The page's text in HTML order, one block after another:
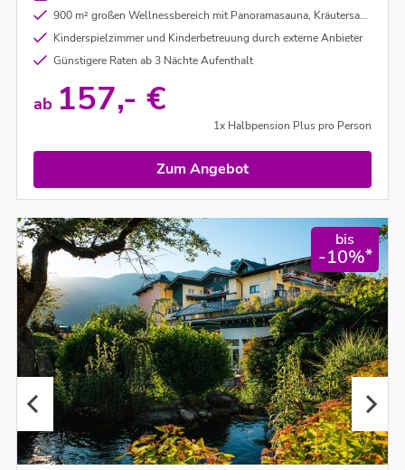
900 m² großen Wellnessbereich mit Panoramasauna, Kräutersauna, Dampfbad, Erlebnisdusche und beheizter Außenpool mit Inneneinstieg
Kinderspielzimmer und Kinderbetreuung durch externe Anbieter
Günstigere Raten ab 3 Nächte Aufenthalt
ab 157,- €
1x Halbpension Plus pro Person
Zum Angebot
bis
-10%*